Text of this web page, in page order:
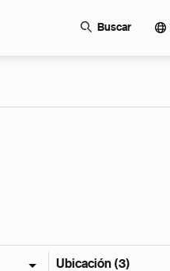
Buscar
Ubicación (3)